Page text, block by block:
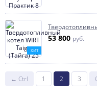
ХИТ
53 800 руб.
← Ctrl 1 2 3